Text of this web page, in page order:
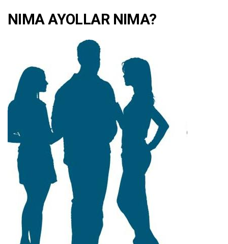
NIMA AYOLLAR NIMA?